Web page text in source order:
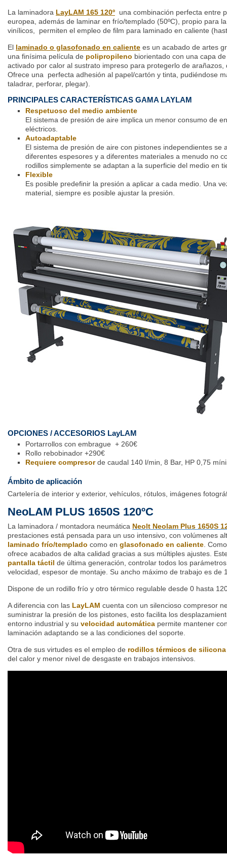
La laminadora LayLAM 165 120º una combinación perfecta entre
europea, además de laminar en frío/templado (50ºC), propio para
vinílicos, permiten el empleo de film para laminado en caliente
El laminado o glasofonado en caliente es un acabado de artes
una finísima película de polipropileno biorientado con una capa
activado por calor al sustrato impreso para protegerlo de
Ofrece una perfecta adhesión al papel/cartón y tinta, pudiéndose
taladrar, perforar, plegar).
PRINCIPALES CARACTERÍSTICAS GAMA LAYLAM
Respetuoso del medio ambiente
El sistema de presión de aire implica un menor consumo de
eléctricos.
Autoadaptable
El sistema de presión de aire con pistones independientes se
diferentes espesores y a diferentes materiales a menudo no
rodillos simplemente se adaptan a la superficie del medio en
Flexible
Es posible predefinir la presión a aplicar a cada medio. Una
material, siempre es posible ajustar la presión.
OPCIONES / ACCESORIOS LayLAM
Portarrollos con embrague + 260€
Rollo rebobinador +290€
Requiere compresorde caudal 140 l/min, 8 Bar, HP 0,75
Ámbito de aplicación
Cartelería de interior y exterior, vehículos, rótulos, imágenes
NeoLAM PLUS 1650S 120ºC
La laminadora / montadora neumática Neolt Neolam Plus 1650S
prestaciones está pensada para un uso intensivo, con volúmenes
laminado frío/templado como en glasofonado en caliente .
ofrece acabados de alta calidad gracias a sus múltiples ajustes.
pantalla táctil de última generación, controlar todos los
velocidad, espesor de montaje. Su ancho máximo de trabajo es de
Dispone de un rodillo frío y otro térmico regulable desde 0 hasta
A diferencia con las LayLAM cuenta con un silencioso compresor
suministrar la presión de los pistones, esto facilita los
entorno industrial y su velocidad automática permite mantener
laminación adaptando se a las condiciones del soporte.
Otra de sus virtudes es el empleo de rodillos térmicos de silicona
del calor y menor nivel de desgaste en trabajos intensivos.